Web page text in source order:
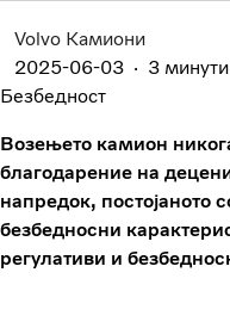
Volvo Камиони
2025-06-03
3
Безбедност
Возењето камион
благодарение на
напредок, постојаното
безбедносни
регулативи и